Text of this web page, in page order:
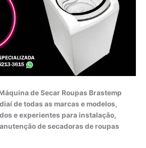
de Secar Roupas Brastemp
de todas as marcas e modelos,
e experientes para instalação,
de secadoras de roupas